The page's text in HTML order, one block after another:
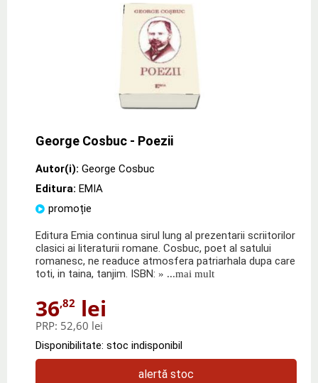
George Cosbuc - Poezii
Autor(i): George Cosbuc
Editura: EMIA
promoție
Editura Emia continua sirul lung al prezentarii scriitorilor
clasici ai literaturii romane. Cosbuc, poet al satului
romanesc, ne readuce atmosfera patriarhala dupa care
toti, in taina, tanjim. ISBN: » ...mai mult
36,82 lei
PRP: 52,60 lei
Disponibilitate: stoc indisponibil
alertă stoc